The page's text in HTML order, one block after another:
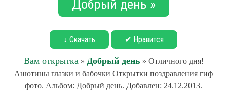
Добрый день »
↓ Скачать ✔ Нравится
Вам открытка » Добрый день » Отличного дня!
Анютины глазки и бабочки Открытки поздравления гиф
фото. Альбом: Добрый день. Добавлен: 24.12.2013.